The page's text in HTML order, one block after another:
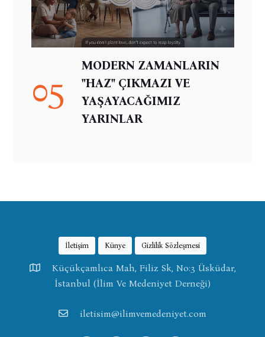
05
MODERN ZAMANLARIN
"HAZ" ÇIKMAZI VE
YAŞAYACAĞIMIZ
YARINLAR
İletişim Künye Gizlilik Sözleşmesi
Küçükçamlıca Mah, Filiz Sk, No:3 Üsküdar,
İstanbul (İlim Ve Medeniyet Derneği)
iletisim@ilimvemedeniyet.com